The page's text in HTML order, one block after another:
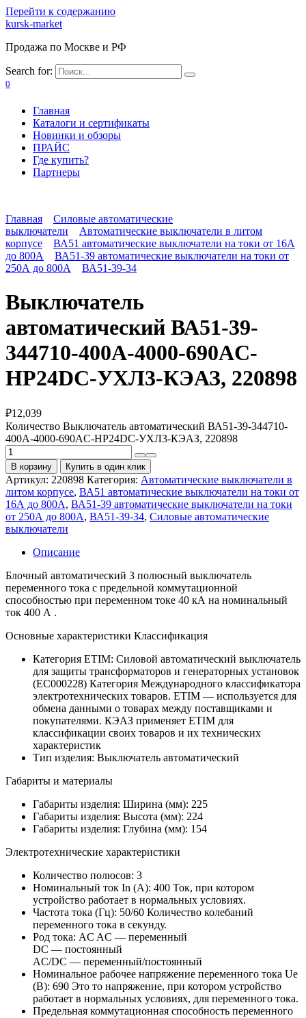
Перейти к содержанию
kursk-market
Продажа по Москве и РФ
Search for:
0
Главная
Каталоги и сертификаты
Новинки и обзоры
ПРАЙС
Где купить?
Партнеры
Главная
Силовые автоматические
выключатели
Автоматические выключатели в литом
корпусе
ВА51 автоматические выключатели на токи от 16А
до 800А
ВА51-39 автоматические выключатели на токи от
250А до 800А
ВА51-39-34
Выключатель
автоматический ВА51-39-
344710-400А-4000-690AC-
НР24DC-УХЛ3-КЭАЗ, 220898
₽12,039
Количество Выключатель автоматический ВА51-39-344710-
400А-4000-690AC-НР24DC-УХЛ3-КЭАЗ, 220898
В корзину Купить в один клик
Артикул: 220898 Категория: Автоматические выключатели в
литом корпусе, ВА51 автоматические выключатели на токи от
16А до 800А, ВА51-39 автоматические выключатели на токи
от 250А до 800А, ВА51-39-34, Силовые автоматические
выключатели
Описание
Блочный автоматический 3 полюсный выключатель
переменного тока с предельной коммутационной
способностью при переменном токе 40 кА на номинальный
ток 400 А .
Основные характеристики Классификация
Категория ETIM: Силовой автоматический выключатель
для защиты трансформаторов и генераторных установок
(EC000228) Категория Международного классификатора
электротехнических товаров. ETIM — используется для
обмена данными о товарах между поставщиками и
покупателями. КЭАЗ применяет ETIM для
классификации своих товаров и их технических
характеристик
Тип изделия: Выключатель автоматический
Габариты и материалы
Габариты изделия: Ширина (мм): 225
Габариты изделия: Высота (мм): 224
Габариты изделия: Глубина (мм): 154
Электротехнические характеристики
Количество полюсов: 3
Номинальный ток In (А): 400 Ток, при котором
устройство работает в нормальных условиях.
Частота тока (Гц): 50/60 Количество колебаний
переменного тока в секунду.
Род тока: AC AC — переменный
DC — постоянный
AC/DC — переменный/постоянный
Номинальное рабочее напряжение переменного тока Ue
(В): 690 Это то напряжение, при котором устройство
работает в нормальных условиях, для переменного тока.
Предельная коммутационная способность переменного